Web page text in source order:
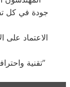
“تقنية واحترافية: خبراء الصيانة من بيكو يوفرون الأفضل”